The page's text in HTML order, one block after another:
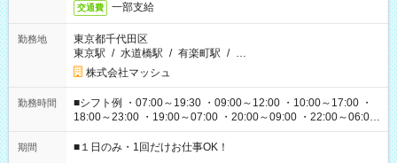
交通費 一部支給
勤務地
東京都千代田区
東京駅 / 水道橋駅 / 有楽町駅 / …
株式会社マッシュ
勤務時間
■シフト例 ・07:00～19:30 ・09:00～12:00 ・10:00～17:00 ・
18:00～23:00 ・19:00～07:00 ・20:00～09:00 ・22:00～06:00
etc ★最短で3時間で5,120円のお仕事から 15時間で2万円近く稼
げるお仕事も！ ご希望のお時間に合わせてご紹介！ ※シフトは
期間 ■１日のみ・1回だけお仕事OK！